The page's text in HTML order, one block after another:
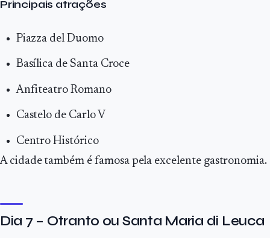
Principais atrações
Piazza del Duomo
Basílica de Santa Croce
Anfiteatro Romano
Castelo de Carlo V
Centro Histórico
A cidade também é famosa pela excelente gastronomia.
Dia 7 – Otranto ou Santa Maria di Leuca